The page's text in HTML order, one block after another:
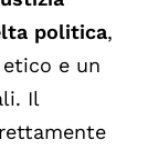
politica,
e un
Il